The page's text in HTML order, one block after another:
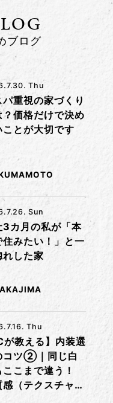
ブログ
Thu
パ重視の家づくり
？価格だけで決め
ことが大切です
Sun
3カ月の私が「本
住みたい！」と一
れした家
Thu
が教える】内装選
コツ②｜同じ白
こまで違う！
感（テクスチャ
」で差をつけるコ